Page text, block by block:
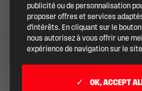
publicité ou de personnalisation
proposer offres et services
d'intérêts. En cliquant sur le
nous autorisez à vous offrir une
expérience de navigation sur le
OK, ACCEPT